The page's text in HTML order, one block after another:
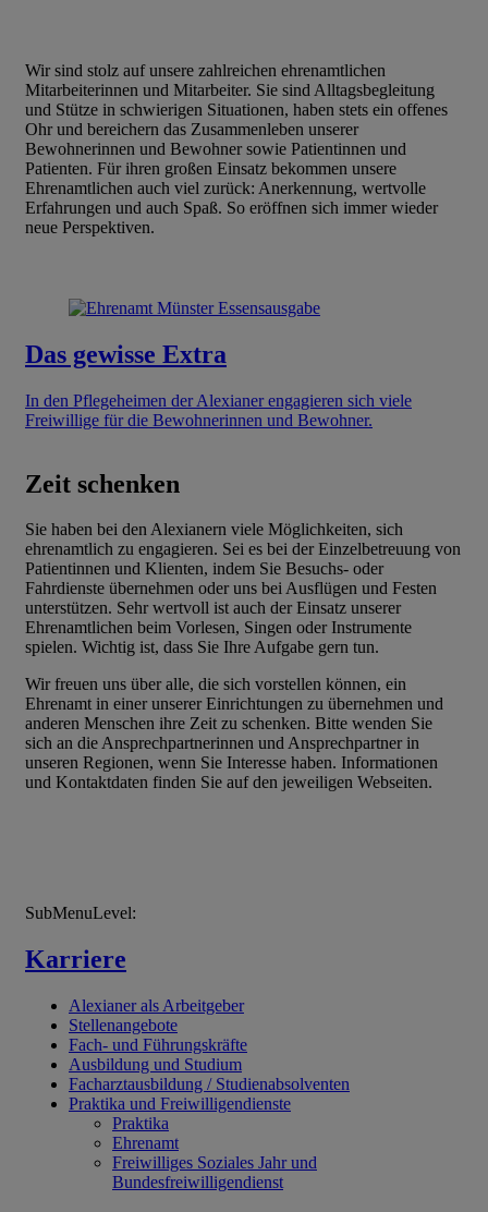
Wir sind stolz auf unsere zahlreichen ehrenamtlichen
Mitarbeiterinnen und Mitarbeiter. Sie sind Alltagsbegleitung
und Stütze in schwierigen Situationen, haben stets ein offenes
Ohr und bereichern das Zusammenleben unserer
Bewohnerinnen und Bewohner sowie Patientinnen und
Patienten. Für ihren großen Einsatz bekommen unsere
Ehrenamtlichen auch viel zurück: Anerkennung, wertvolle
Erfahrungen und auch Spaß. So eröffnen sich immer wieder
neue Perspektiven.
Das gewisse Extra
In den Pflegeheimen der Alexianer engagieren sich viele
Freiwillige für die Bewohnerinnen und Bewohner.
Zeit schenken
Sie haben bei den Alexianern viele Möglichkeiten, sich
ehrenamtlich zu engagieren. Sei es bei der Einzelbetreuung von
Patientinnen und Klienten, indem Sie Besuchs- oder
Fahrdienste übernehmen oder uns bei Ausflügen und Festen
unterstützen. Sehr wertvoll ist auch der Einsatz unserer
Ehrenamtlichen beim Vorlesen, Singen oder Instrumente
spielen. Wichtig ist, dass Sie Ihre Aufgabe gern tun.
Wir freuen uns über alle, die sich vorstellen können, ein
Ehrenamt in einer unserer Einrichtungen zu übernehmen und
anderen Menschen ihre Zeit zu schenken. Bitte wenden Sie
sich an die Ansprechpartnerinnen und Ansprechpartner in
unseren Regionen, wenn Sie Interesse haben. Informationen
und Kontaktdaten finden Sie auf den jeweiligen Webseiten.
SubMenuLevel:
Karriere
Alexianer als Arbeitgeber
Stellenangebote
Fach- und Führungskräfte
Ausbildung und Studium
Facharztausbildung / Studienabsolventen
Praktika und Freiwilligendienste
Praktika
Ehrenamt
Freiwilliges Soziales Jahr und
Bundesfreiwilligendienst